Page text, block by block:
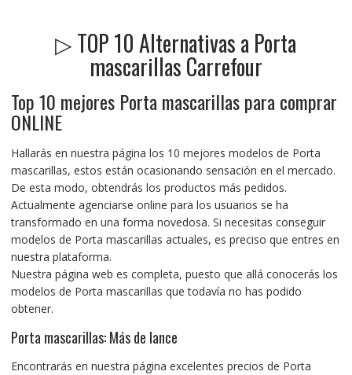
▷ TOP 10 Alternativas a Porta
mascarillas Carrefour
Top 10 mejores Porta mascarillas para comprar
ONLINE
Hallarás en nuestra página los 10 mejores modelos de Porta
mascarillas, estos están ocasionando sensación en el mercado.
De esta modo, obtendrás los productos más pedidos.
Actualmente agenciarse online para los usuarios se ha
transformado en una forma novedosa. Si necesitas conseguir
modelos de Porta mascarillas actuales, es preciso que entres en
nuestra plataforma.
Nuestra página web es completa, puesto que allá conocerás los
modelos de Porta mascarillas que todavía no has podido
obtener.
Porta mascarillas: Más de lance
Encontrarás en nuestra página excelentes precios de Porta